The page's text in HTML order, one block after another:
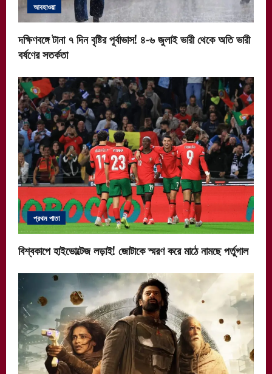
আবহাওয়া
দক্ষিণবঙ্গে টানা ৭ দিন বৃষ্টির পূর্বাভাস! ৪-৬ জুলাই ভারী থেকে অতি ভারী
বর্ষণের সতর্কতা
প্রথম পাতা
বিশ্বকাপে হাইভোল্টেজ লড়াই! জোটাকে স্মরণ করে মাঠে নামছে পর্তুগাল